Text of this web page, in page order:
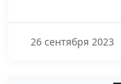
26 сентября 2023